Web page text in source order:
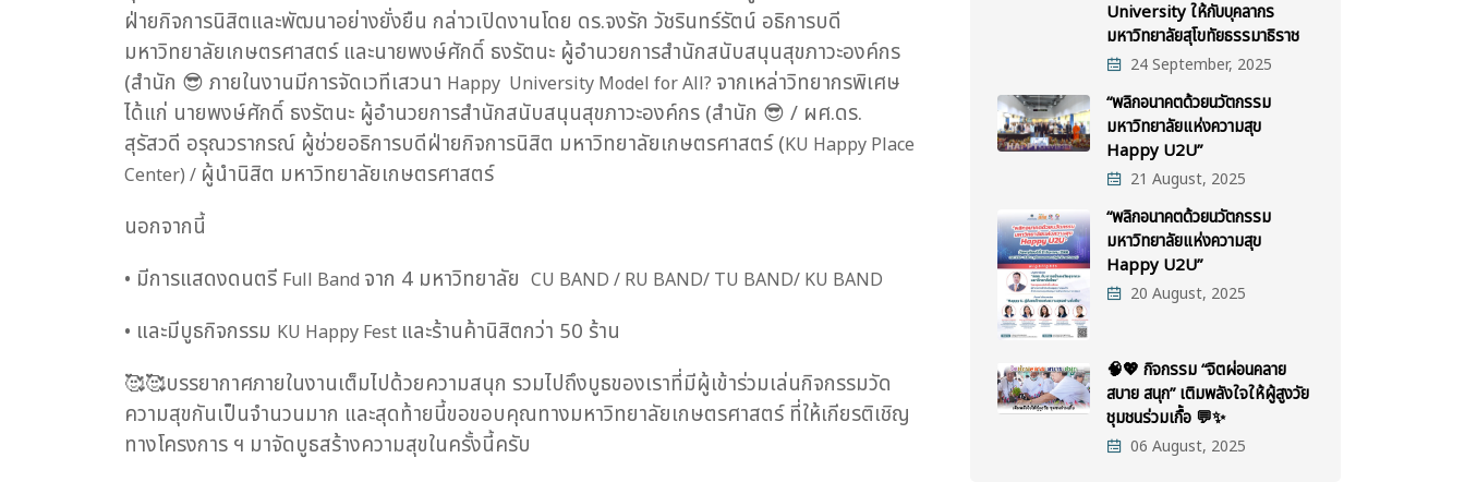
ฝ่ายกิจการนิสิตและพัฒนาอย่างยั่งยืน กล่าวเปิดงานโดย ดร.จงรัก วัชรินทร์รัตน์ อธิการบดี
มหาวิทยาลัยเกษตรศาสตร์ และนายพงษ์ศักดิ์ ธงรัตนะ ผู้อำนวยการสำนักสนับสนุนสุขภาวะองค์กร
(สำนัก 😎 ภายในงานมีการจัดเวทีเสวนา Happy University Model for All? จากเหล่าวิทยากรพิเศษ
ได้แก่ นายพงษ์ศักดิ์ ธงรัตนะ ผู้อำนวยการสำนักสนับสนุนสุขภาวะองค์กร (สำนัก 😎 / ผศ.ดร.
สุรัสวดี อรุณวรากรณ์ ผู้ช่วยอธิการบดีฝ่ายกิจการนิสิต มหาวิทยาลัยเกษตรศาสตร์ (KU Happy Place
Center) / ผู้นำนิสิต มหาวิทยาลัยเกษตรศาสตร์
นอกจากนี้
• มีการแสดงดนตรี Full Band จาก 4 มหาวิทยาลัย CU BAND / RU BAND/ TU BAND/ KU BAND
• และมีบูธกิจกรรม KU Happy Fest และร้านค้านิสิตกว่า 50 ร้าน
🥰🥰บรรยากาศภายในงานเต็มไปด้วยความสนุก รวมไปถึงบูธของเราที่มีผู้เข้าร่วมเล่นกิจกรรมวัด
ความสุขกันเป็นจำนวนมาก และสุดท้ายนี้ขอขอบคุณทางมหาวิทยาลัยเกษตรศาสตร์ ที่ให้เกียรติเชิญ
ทางโครงการ ฯ มาจัดบูธสร้างความสุขในครั้งนี้ครับ
University ให้กับบุคลากร
มหาวิทยาลัยสุโขทัยธรรมาธิราช
24 September, 2025
“พลิกอนาคตด้วยนวัตกรรม
มหาวิทยาลัยแห่งความสุข
Happy U2U”
21 August, 2025
“พลิกอนาคตด้วยนวัตกรรม
มหาวิทยาลัยแห่งความสุข
Happy U2U”
20 August, 2025
🧠💖 กิจกรรม “จิตผ่อนคลาย
สบาย สนุก” เติมพลังใจให้ผู้สูงวัย
ชุมชนร่วมเกื้อ 💬✨
06 August, 2025